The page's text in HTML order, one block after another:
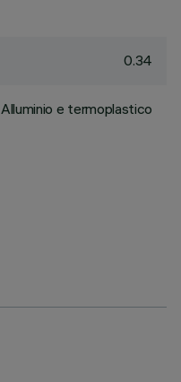
0.34
Alluminio e termoplastico